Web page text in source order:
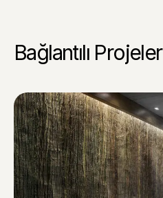
Bağlantılı Projeler